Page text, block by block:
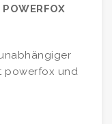
POWERFOX
powerfox und